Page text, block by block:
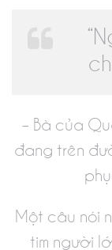
– Bà của
đang trên
Một câu nói
tim người